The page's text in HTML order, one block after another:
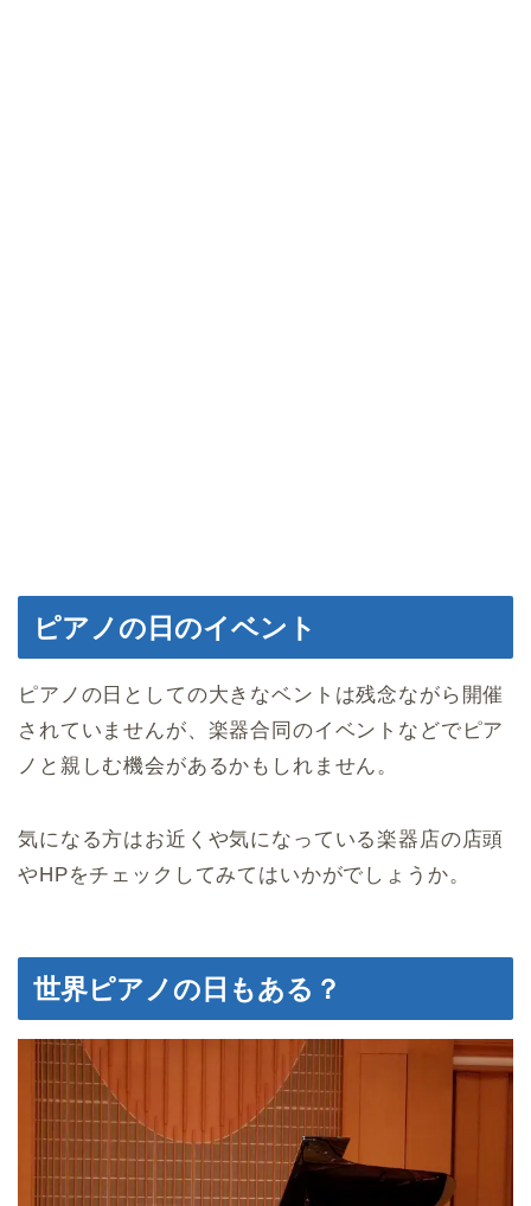
ピアノの日のイベント
ピアノの日としての大きなベントは残念ながら開催
されていませんが、楽器合同のイベントなどでピア
ノと親しむ機会があるかもしれません。
気になる方はお近くや気になっている楽器店の店頭
やHPをチェックしてみてはいかがでしょうか。
世界ピアノの日もある？